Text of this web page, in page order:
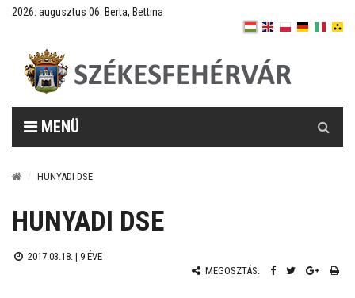
2026. augusztus 06. Berta, Bettina
MENÜ
HUNYADI DSE
HUNYADI DSE
2017.03.18. | 9 ÉVE
MEGOSZTÁS: